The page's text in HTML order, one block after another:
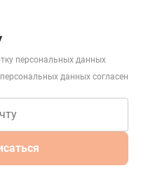
персональных данных
данных согласен